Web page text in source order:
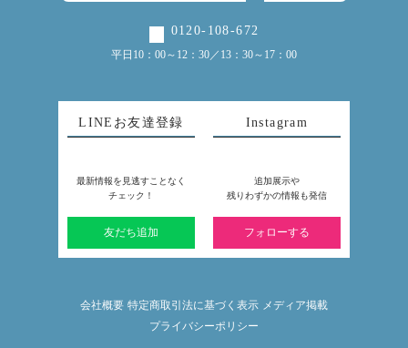
0120-108-672
平日10：00～12：30／13：30～17：00
LINEお友達登録
最新情報を見逃すことなく
チェック！
友だち追加
Instagram
追加展示や
残りわずかの情報も発信
フォローする
会社概要 特定商取引法に基づく表示 メディア掲載
プライバシーポリシー